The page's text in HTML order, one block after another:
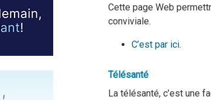
Cette page Web
conviviale.
C’est par ici.
Télésanté
La télésanté, c’est une